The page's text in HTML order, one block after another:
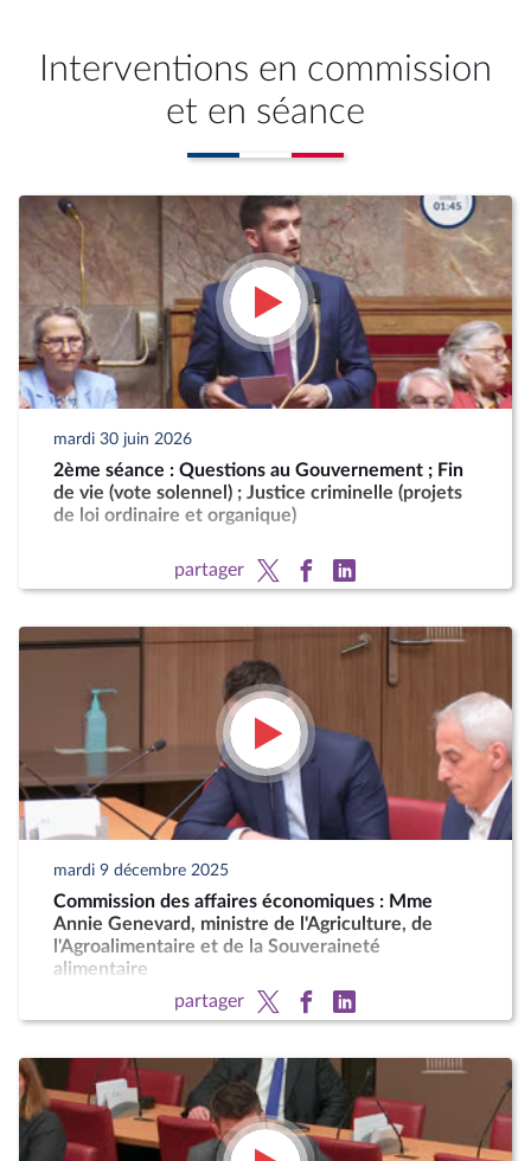
Interventions en commission
et en séance
mardi 30 juin 2026
2ème séance : Questions au Gouvernement ; Fin
de vie (vote solennel) ; Justice criminelle (projets
de loi ordinaire et organique)
partager
mardi 9 décembre 2025
Commission des affaires économiques : Mme
Annie Genevard, ministre de l'Agriculture, de
l'Agroalimentaire et de la Souveraineté
alimentaire
partager